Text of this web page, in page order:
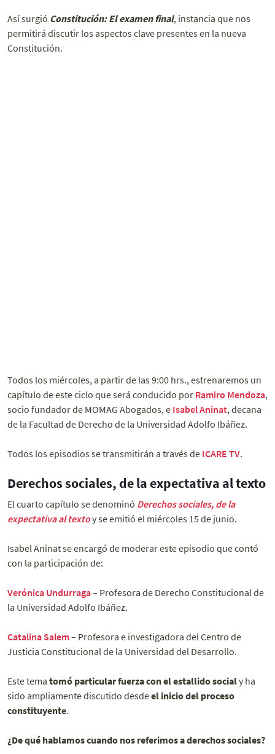
Así surgió Constitución: El examen final, instancia que nos
permitirá discutir los aspectos clave presentes en la nueva
Constitución.
Todos los miércoles, a partir de las 9:00 hrs., estrenaremos un
capítulo de este ciclo que será conducido por Ramiro Mendoza,
socio fundador de MOMAG Abogados, e Isabel Aninat, decana
de la Facultad de Derecho de la Universidad Adolfo Ibáñez.
Todos los episodios se transmitirán a través de ICARE TV.
Derechos sociales, de la expectativa al texto
El cuarto capítulo se denominó Derechos sociales, de la
expectativa al textoy se emitió el miércoles 15 de junio.
Isabel Aninat se encargó de moderar este episodio que contó
con la participación de:
Verónica Undurraga– Profesora de Derecho Constitucional de
la Universidad Adolfo Ibáñez.
Catalina Salem– Profesora e investigadora del Centro de
Justicia Constitucional de la Universidad del Desarrollo.
Este tema tomó particular fuerza con el estallido socialy ha
sido ampliamente discutido desdeel inicio del proceso
constituyente.
¿De qué hablamos cuando nos referimos a derechos sociales?